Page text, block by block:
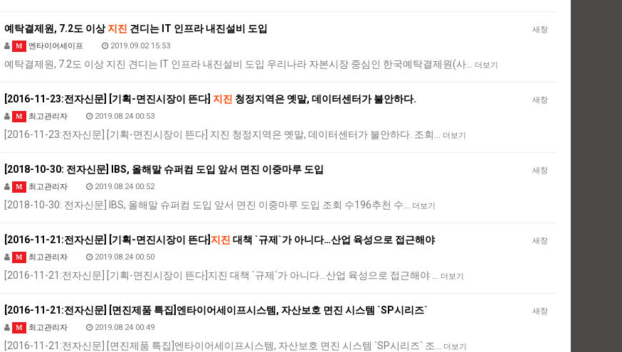
새창
예탁결제원, 7.2도 이상지진 견디는 IT 인프라 내진설비 도입
M 엔타이어세이프 2019.09.02 15:53
예탁결제원, 7.2도 이상 지진 견디는 IT 인프라 내진설비 도입 우리나라 자본시장 중심인 한국예탁결제원(사… 더보기
새창
[2016-11-23:전자신문] [기획-면진시장이 뜬다] 지진 청정지역은 옛말, 데이터센터가 불안하다.
M 최고관리자 2019.08.24 00:53
[2016-11-23:전자신문] [기획-면진시장이 뜬다] 지진 청정지역은 옛말, 데이터센터가 불안하다. 조회… 더보기
새창
[2018-10-30: 전자신문] IBS, 올해말 슈퍼컴 도입 앞서 면진 이중마루 도입
M 최고관리자 2019.08.24 00:52
[2018-10-30: 전자신문] IBS, 올해말 슈퍼컴 도입 앞서 면진 이중마루 도입 조회 수196추천 수… 더보기
새창
[2016-11-21:전자신문] [기획-면진시장이 뜬다] 지진 대책 `규제`가 아니다…산업 육성으로 접근해야
M 최고관리자 2019.08.24 00:50
[2016-11-21:전자신문] [기획-면진시장이 뜬다]지진 대책 `규제`가 아니다…산업 육성으로 접근해야 … 더보기
새창
[2016-11-21:전자신문] [면진제품 특집]엔타이어세이프시스템, 자산보호 면진 시스템 `SP시리즈`
M 최고관리자 2019.08.24 00:49
[2016-11-21:전자신문] [면진제품 특집]엔타이어세이프시스템, 자산보호 면진 시스템 `SP시리즈` 조… 더보기